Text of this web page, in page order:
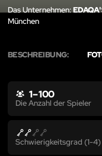
Das Unternehmen:
München
BESCHREIBUNG:
1 – 100
Die Anzahl der Spieler
Schwierigkeitsgrad (1-4)